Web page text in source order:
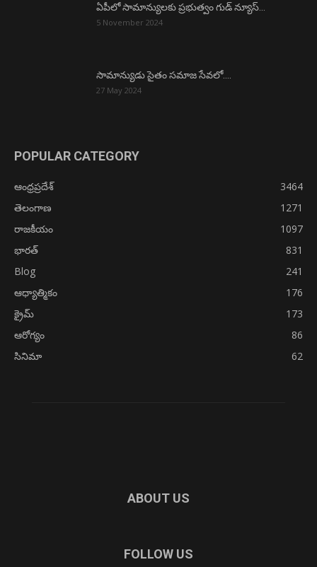
ఏపీలో సామాన్యులకు ప్రభుత్వం గుడ్ న్యూస్…
5 November 2024
సామాన్యుడు సైతం సమాజ సేవలో….
27 May 2024
POPULAR CATEGORY
ఆంధ్రప్రదేశ్
3464
తెలంగాణ
1271
రాజకీయం
1097
భారత్
831
Blog
241
ఆధ్యాత్మికం
176
క్రైమ్
173
ఆరోగ్యం
86
సినిమా
62
ABOUT US
FOLLOW US